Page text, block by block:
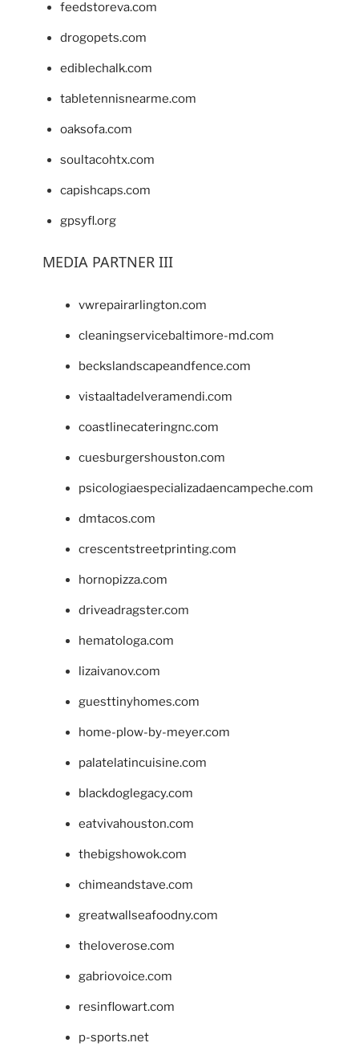
feedstoreva.com
drogopets.com
ediblechalk.com
tabletennisnearme.com
oaksofa.com
soultacohtx.com
capishcaps.com
gpsyfl.org
MEDIA PARTNER III
vwrepairarlington.com
cleaningservicebaltimore-md.com
beckslandscapeandfence.com
vistaaltadelveramendi.com
coastlinecateringnc.com
cuesburgershouston.com
psicologiaespecializadaencampeche.com
dmtacos.com
crescentstreetprinting.com
hornopizza.com
driveadragster.com
hematologa.com
lizaivanov.com
guesttinyhomes.com
home-plow-by-meyer.com
palatelatincuisine.com
blackdoglegacy.com
eatvivahouston.com
thebigshowok.com
chimeandstave.com
greatwallseafoodny.com
theloverose.com
gabriovoice.com
resinflowart.com
p-sports.net